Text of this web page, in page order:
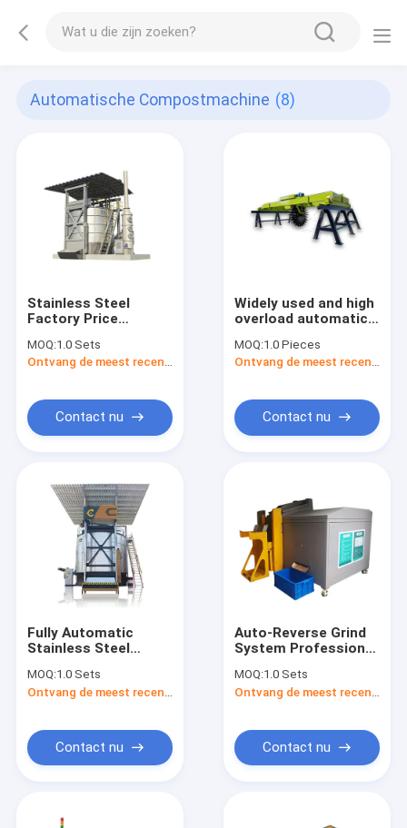
Automatische Compostmachine (8)
Stainless Steel
Factory Price
Compostable
Mushroom Compost
Fertilizer Compost
MOQ:1.0 Sets
Ontvang de meest recente Prijs
Contact nu
Widely used and high
overload automatic
machine for sale
MOQ:1.0 Pieces
Ontvang de meest recente Prijs
Contact nu
Fully Automatic
Stainless Steel
Chicken Waste
Composting Machine
MOQ:1.0 Sets
Contact nu
Auto-Reverse Grind
System Professional
Food Composter
Maker Machine
MOQ:1.0 Sets
Contact nu